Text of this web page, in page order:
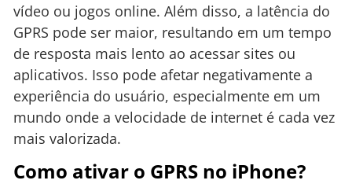
vídeo ou jogos online. Além disso, a latência do
GPRS pode ser maior, resultando em um tempo
de resposta mais lento ao acessar sites ou
aplicativos. Isso pode afetar negativamente a
experiência do usuário, especialmente em um
mundo onde a velocidade de internet é cada vez
mais valorizada.
Como ativar o GPRS no iPhone?